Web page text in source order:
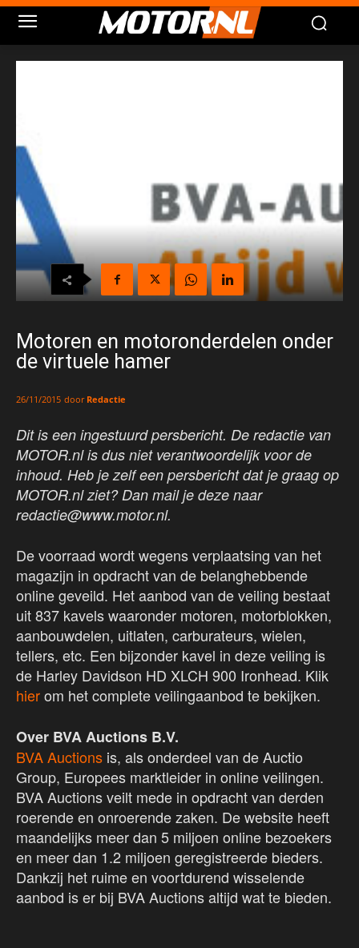
Motoren en motoronderdelen onder
de virtuele hamer
26/11/2015 door Redactie
Dit is een ingestuurd persbericht. De redactie van
MOTOR.nl is dus niet verantwoordelijk voor de
inhoud. Heb je zelf een persbericht dat je graag op
MOTOR.nl ziet? Dan mail je deze naar
redactie@www.motor.nl.
De voorraad wordt wegens verplaatsing van het
magazijn in opdracht van de belanghebbende
online geveild. Het aanbod van de veiling bestaat
uit 837 kavels waaronder motoren, motorblokken,
aanbouwdelen, uitlaten, carburateurs, wielen,
tellers, etc. Een bijzonder kavel in deze veiling is
de Harley Davidson HD XLCH 900 Ironhead. Klik
hierom het complete veilingaanbod te bekijken.
Over BVA Auctions B.V.
BVA Auctions is, als onderdeel van de Auctio
Group, Europees marktleider in online veilingen.
BVA Auctions veilt mede in opdracht van derden
roerende en onroerende zaken. De website heeft
maandelijks meer dan 5 miljoen online bezoekers
en meer dan 1.2 miljoen geregistreerde bieders.
Dankzij het ruime en voortdurend wisselende
aanbod is er bij BVA Auctions altijd wat te bieden.